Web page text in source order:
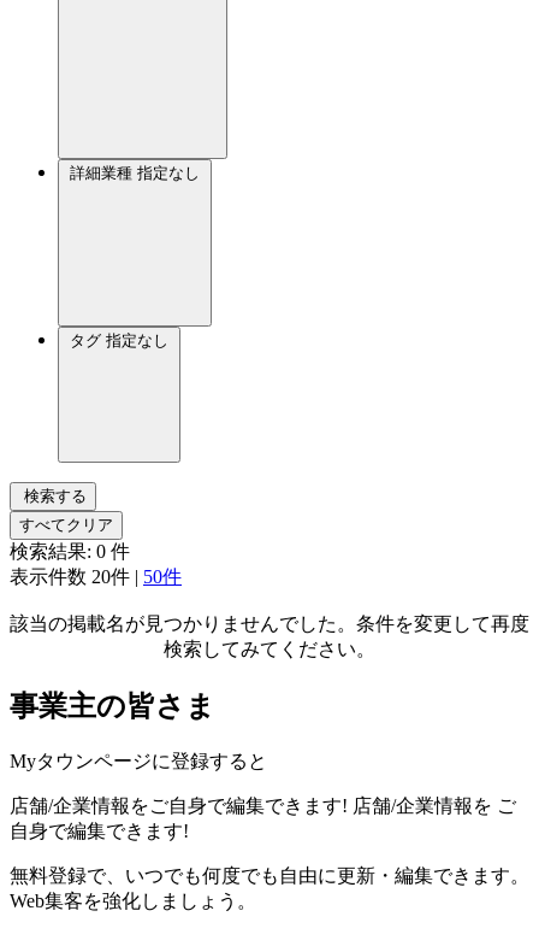
詳細業種 指定なし
タグ 指定なし
検索する
すべてクリア
検索結果: 0 件
表示件数 20件 | 50件
該当の掲載名が見つかりませんでした。条件を変更して再度
検索してみてください。
事業主の皆さま
Myタウンページに登録すると
店舗/企業情報をご自身で編集できます! 店舗/企業情報を ご
自身で編集できます!
無料登録で、いつでも何度でも自由に更新・編集できます。
Web集客を強化しましょう。